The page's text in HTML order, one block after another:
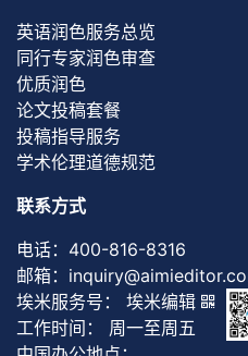
英语润色服务总览
同行专家润色审查
优质润色
论文投稿套餐
投稿指导服务
学术伦理道德规范
联系方式
电话： 400-816-8316
邮箱：
埃米服务号： 埃米编辑
工作时间： 周一至周五